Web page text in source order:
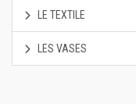
LE TEXTILE
LES VASES